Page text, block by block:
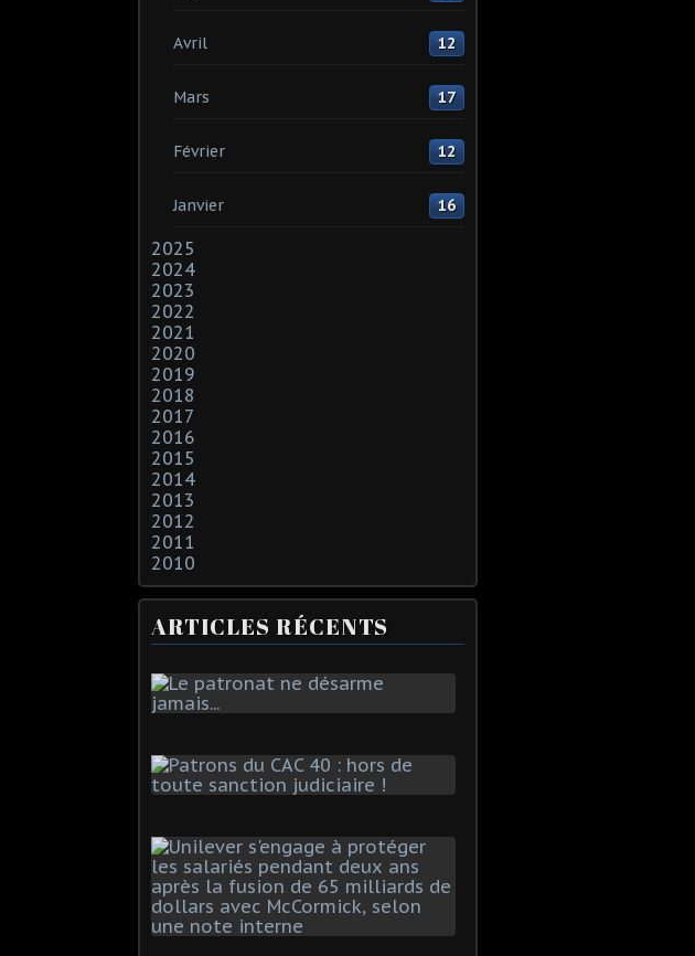
Avril 12
Mars 17
Février 12
Janvier 16
2025
2024
2023
2022
2021
2020
2019
2018
2017
2016
2015
2014
2013
2012
2011
2010
ARTICLES RÉCENTS